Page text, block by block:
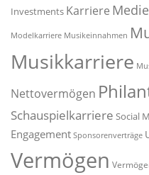
Investments Karriere
Modelkarriere Musikeinnahmen
Musikkarriere
Nettovermögen
Schauspielkarriere Social
Engagement Sponsorenverträge
Vermögen